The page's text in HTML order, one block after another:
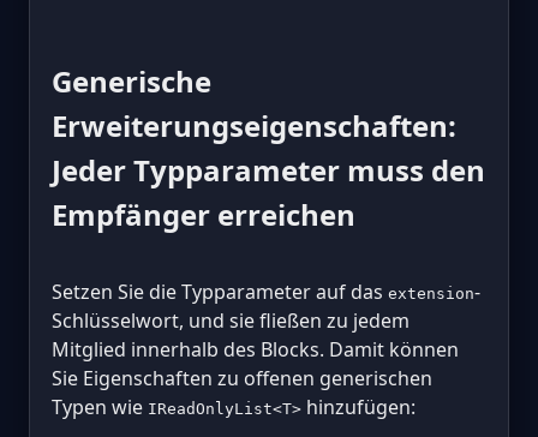
Generische
Erweiterungseigenschaften:
Jeder Typparameter muss den
Empfänger erreichen
Setzen Sie die Typparameter auf das extension-
Schlüsselwort, und sie fließen zu jedem
Mitglied innerhalb des Blocks. Damit können
Sie Eigenschaften zu offenen generischen
Typen wie IReadOnlyList<T> hinzufügen: